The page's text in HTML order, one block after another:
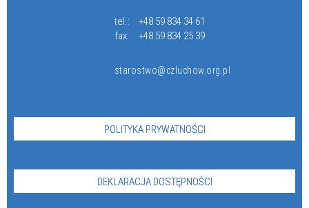
tel.:
+48 59 834 34 61
fax:
+48 59 834 25 39
starostwo@czluchow.org.pl
POLITYKA PRYWATNOŚCI
DEKLARACJA DOSTĘPNOŚCI